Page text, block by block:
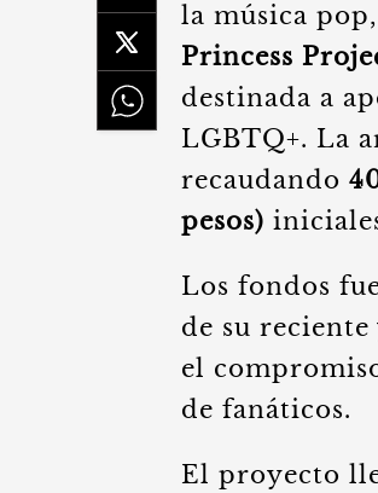
la música
Princess
destinada a
LGBTQ+. La
recaudando
pesos)
Los fondos
de su
el
de fanáticos.
El proyecto